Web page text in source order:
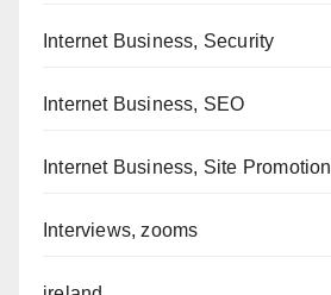
Internet Business, Security
Internet Business, SEO
Internet Business, Site Promotion
Interviews, zooms